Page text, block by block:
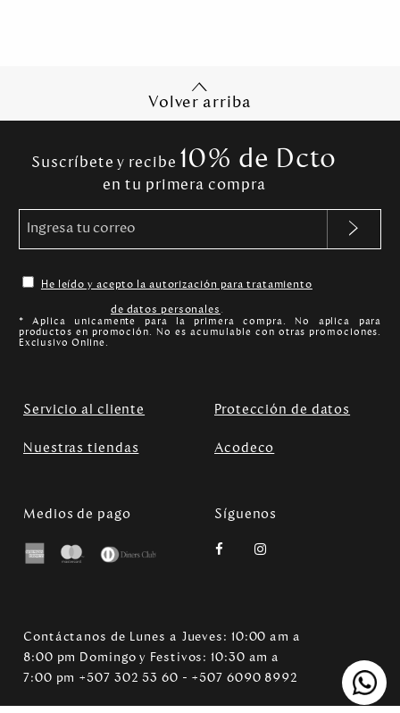
Volver arriba
Suscríbete y recibe 10% de Dcto
en tu primera compra
He leído y acepto la autorización para tratamiento
de datos personales.
* Aplica unicamente para la primera compra. No aplica para
productos en promoción. No es acumulable con otras promociones.
Exclusivo Online.
Servicio al cliente Protección de datos
Nuestras tiendas Acodeco
Medios de pago Síguenos
Contáctanos de Lunes a Jueves: 10:00 am a
8:00 pm Domingo y Festivos: 10:30 am a
7:00 pm +507 302 53 60 - +507 6090 8992